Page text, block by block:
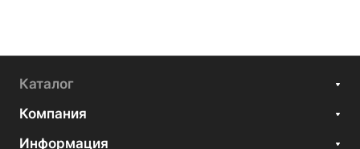
Каталог
Компания
Информация